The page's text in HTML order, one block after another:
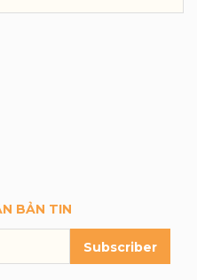
BẢN TIN
Subscriber